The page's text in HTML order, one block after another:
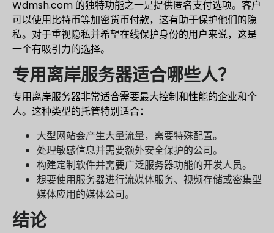
Wdmsh.com 的独特功能之一是提供匿名支付选项。客户
可以使用比特币等加密货币付款，这有助于保护他们的隐
私。对于重视隐私并希望在线保护身份的用户来说，这是
一个有吸引力的选择。
专用离岸服务器适合哪些人？
专用离岸服务器非常适合需要最大控制和性能的企业和个
人。这种类型的托管特别适合：
大型网站会产生大量流量，需要特殊配置。
处理敏感信息并需要额外安全保护的公司。
构建定制软件并需要广泛服务器功能的开发人员。
想要使用服务器进行流媒体服务、视频存储或密集型
媒体应用的媒体公司。
结论